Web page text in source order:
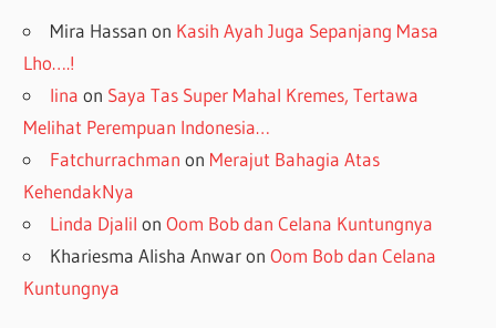
Mira Hassan on Kasih Ayah Juga Sepanjang Masa
Lho….!
lina on Saya Tas Super Mahal Kremes, Tertawa
Melihat Perempuan Indonesia…
Fatchurrachman on Merajut Bahagia Atas
KehendakNya
Linda Djalil onOom Bob dan Celana Kuntungnya
Khariesma Alisha AnwaronOom Bob dan Celana
Kuntungnya